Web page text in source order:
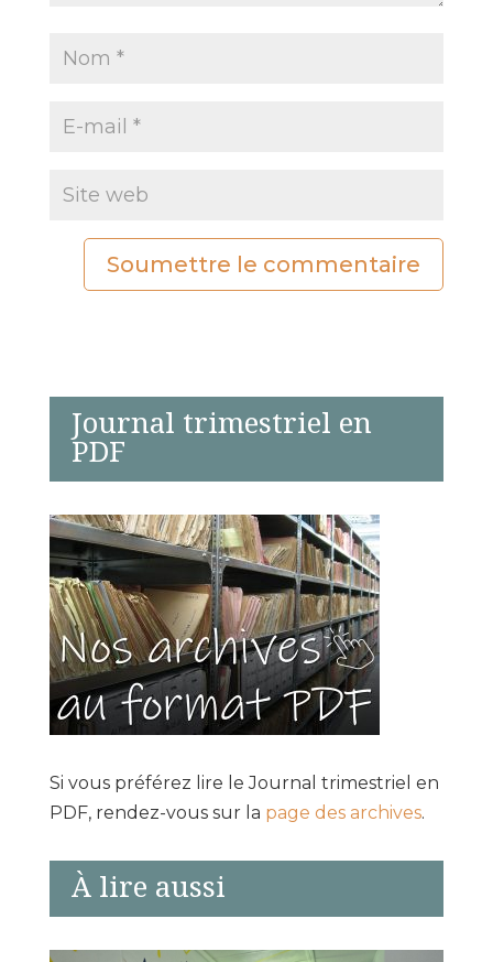
Soumettre le commentaire
Journal trimestriel en
PDF
Si vous préférez lire le Journal trimestriel en
PDF, rendez-vous sur la page des archives.
À lire aussi